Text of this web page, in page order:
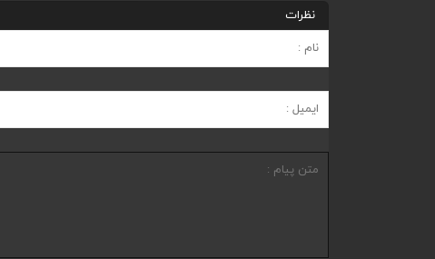
نظرات